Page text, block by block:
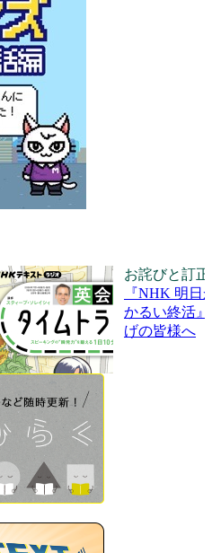
お詫びと訂正
『NHK 明日
かるい終活
げの皆様へ